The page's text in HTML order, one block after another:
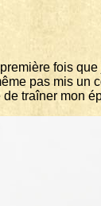
fois
pas mis
traîner mon